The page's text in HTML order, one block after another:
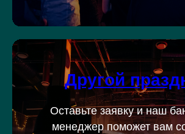
Другой
Оставьте заявку и наш
менеджер поможет вам
вопросами